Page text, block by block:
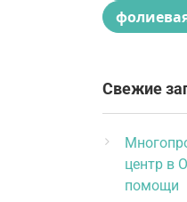
Свежие
центр в
помощи